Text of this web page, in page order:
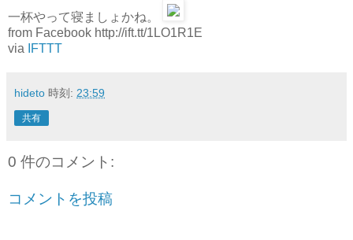
一杯やって寝ましょかね。
from Facebook http://ift.tt/1LO1R1E
via
IFTTT
hideto 時刻: 23:59
共有
0 件のコメント:
コメントを投稿